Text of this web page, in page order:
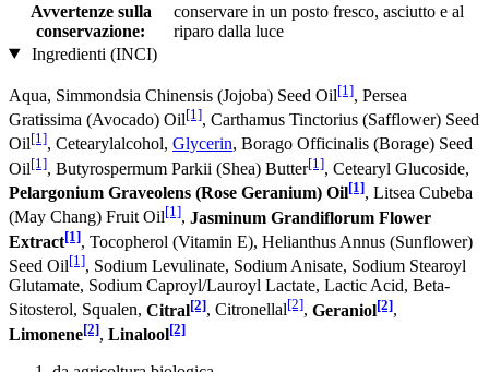
Avvertenze sulla
conservazione:
conservare in un posto fresco, asciutto e al
riparo dalla luce
Ingredienti (INCI)
Aqua, Simmondsia Chinensis (Jojoba) Seed Oil[1], Persea
Gratissima (Avocado) Oil[1], Carthamus Tinctorius (Safflower) Seed
Oil[1], Cetearylalcohol, Glycerin, Borago Officinalis (Borage) Seed
Oil[1], Butyrospermum Parkii (Shea) Butter[1], Cetearyl Glucoside,
Pelargonium Graveolens (Rose Geranium) Oil[1], Litsea Cubeba
(May Chang) Fruit Oil[1], Jasminum Grandiflorum Flower
Extract[1], Tocopherol (Vitamin E), Helianthus Annus (Sunflower)
Seed Oil[1], Sodium Levulinate, Sodium Anisate, Sodium Stearoyl
Glutamate, Sodium Caproyl/Lauroyl Lactate, Lactic Acid, Beta-
Sitosterol, Squalen, Citral[2], Citronellal[2], Geraniol[2],
Limonene[2], Linalool[2]